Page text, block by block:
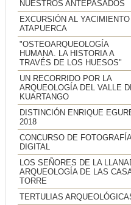
NUESTROS ANTEPASADOS
EXCURSIÓN AL
ATAPUERCA
"OSTEOARQUEOLOGÍA
HUMANA. LA HISTORIA A
TRAVÉS DE LOS HUESOS"
UN RECORRIDO POR LA
ARQUEOLOGÍA DEL VALLE
KUARTANGO
DISTINCIÓN ENRIQUE
2018
CONCURSO DE FOTOGRAFÍA
DIGITAL
LOS SEÑORES DE LA
ARQUEOLOGÍA DE LAS
TORRE
TERTULIAS